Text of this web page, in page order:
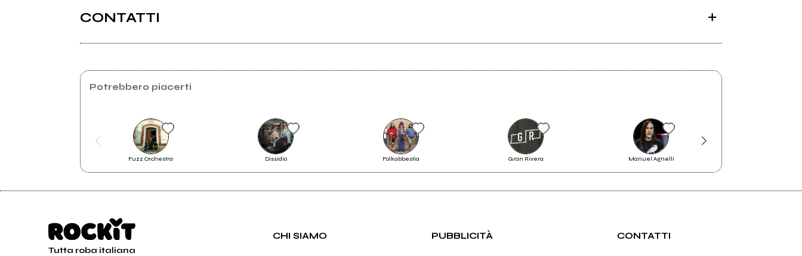
48 Official Video Daisy blossoms
CONTATTI
Spotify
Scrivi all'utente che amministra la pagina.
Potrebbero piacerti
Fuzz Orchestra Dissidio Folkabbestia Gran Rivera Manuel Agnelli
Tutta roba italiana
CHI SIAMO PUBBLICITÀ CONTATTI